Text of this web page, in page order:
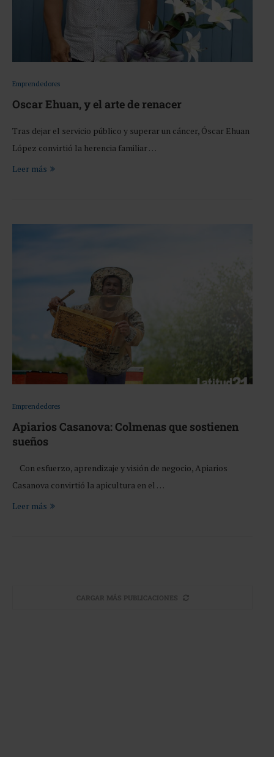
Emprendedores
Oscar Ehuan, y el arte de renacer
Tras dejar el servicio público y superar un cáncer, Óscar Ehuan
López convirtió la herencia familiar …
Leer más
Emprendedores
Apiarios Casanova: Colmenas que sostienen
sueños
Con esfuerzo, aprendizaje y visión de negocio, Apiarios
Casanova convirtió la apicultura en el …
Leer más
CARGAR MÁS PUBLICACIONES